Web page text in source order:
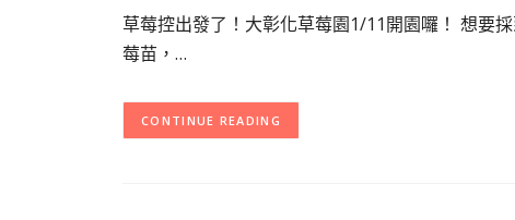
草莓控出發了！大彰化草莓園1/11開園囉！ 想要
莓苗，…
CONTINUE READING